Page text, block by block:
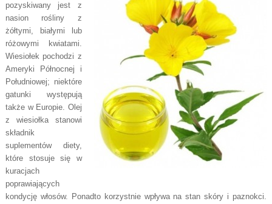
pozyskiwany jest z
nasion rośliny z
żółtymi, białymi lub
różowymi kwiatami.
Wiesiołek pochodzi z
Ameryki Północnej i
Południowej; niektóre
gatunki występują
także w Europie. Olej
z wiesiołka stanowi
składnik
suplementów diety,
które stosuje się w
kuracjach
poprawiających
kondycję włosów. Ponadto korzystnie wpływa na stan skóry i paznokci.